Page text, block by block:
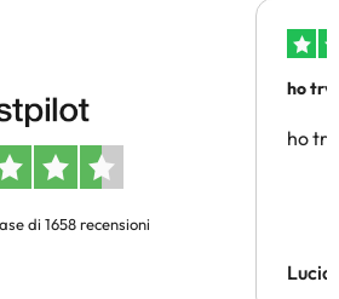
di 1658 recensioni
ho
ho
Lucia